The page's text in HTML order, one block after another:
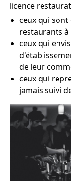
licence
ceux qui sont
restaurants à
ceux qui
de leur
ceux qui
jamais suivi